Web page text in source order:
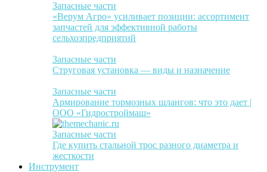
Запасные части
«Верум Агро» усиливает позиции: ассортимент
запчастей для эффективной работы
сельхозпредприятий
Запасные части
Струговая установка — виды и назначение
Запасные части
Армирование тормозных шлангов: что это дает |
ООО «Гидростроймаш»
Запасные части
Где купить стальной трос разного диаметра и
жесткости
Инструмент